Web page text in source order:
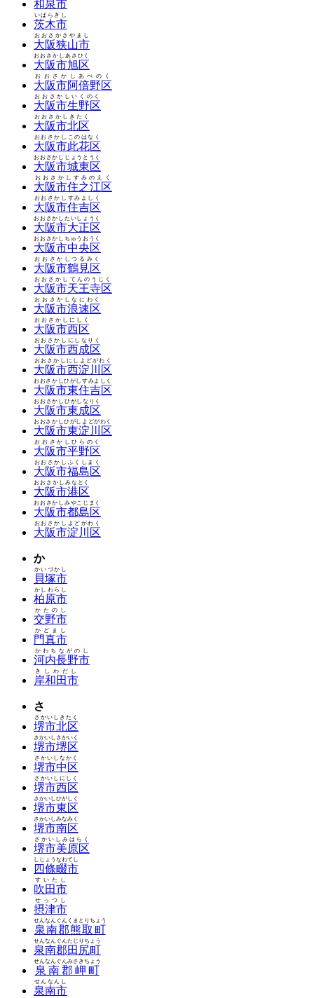
和泉市
茨木市
いばらきし
大阪狭山市
おおさかさやまし
大阪市旭区
おおさかしあさひく
大阪市阿倍野区
おおさかしあべのく
大阪市生野区
おおさかしいくのく
大阪市北区
おおさかしきたく
大阪市此花区
おおさかしこのはなく
大阪市城東区
おおさかしじょうとうく
大阪市住之江区
おおさかしすみのえく
大阪市住吉区
おおさかしすみよしく
大阪市大正区
おおさかしたいしょうく
大阪市中央区
おおさかしちゅうおうく
大阪市鶴見区
おおさかしつるみく
大阪市天王寺区
おおさかしてんのうじく
大阪市浪速区
おおさかしなにわく
大阪市西区
おおさかしにしく
大阪市西成区
おおさかしにしなりく
大阪市西淀川区
おおさかしにしよどがわく
大阪市東住吉区
おおさかしひがしすみよしく
大阪市東成区
おおさかしひがしなりく
大阪市東淀川区
おおさかしひがしよどがわく
大阪市平野区
おおさかしひらのく
大阪市福島区
おおさかしふくしまく
大阪市港区
おおさかしみなとく
大阪市都島区
おおさかしみやこじまく
大阪市淀川区
おおさかしよどがわく
か
貝塚市
かいづかし
柏原市
かしわらし
交野市
かたのし
門真市
かどまし
河内長野市
かわちながのし
岸和田市
きしわだし
さ
堺市北区
さかいしきたく
堺市堺区
さかいしさかいく
堺市中区
さかいしなかく
堺市西区
さかいしにしく
堺市東区
さかいしひがしく
堺市南区
さかいしみなみく
堺市美原区
さかいしみはらく
四條畷市
しじょうなわてし
吹田市
すいたし
摂津市
せっつし
泉南郡熊取町
せんなんぐんくまとりちょう
泉南郡田尻町
せんなんぐんたじりちょう
泉南郡岬町
せんなんぐんみさきちょう
泉南市
せんなんし